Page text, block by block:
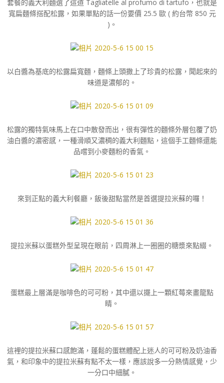
套餐的義大利麵選了這道 Tagliatelle al profumo di tartufo，也就是
寬扁麵條搭配松露，如果單點的話一份要價 25.5 歐 ( 約台幣 850 元
)。
以白醬為基底的松露扁寬麵，麵條上頭撒上了珍貴的松露，聞起來的
味道是濃郁的。
松露的獨特氣味馬上在口中散發而出，很有彈性的麵條外層包覆了奶
油白醬的濃密感，一種滑順又濃稠的義大利麵點，這個手工麵條還能
品嚐到小麥麵粉的香氣。
來到正點的義大利餐廳，飯後甜點當然是首選提拉米蘇的囉！
提拉米蘇以蛋糕外型呈現在眼前，四周淋上一圈圈的糖漿來點綴。
蛋糕最上層滿是咖啡色的可可粉，其中還以擺上一顆紅莓來畫龍點
睛。
這裡的提拉米蘇口感飽滿，蓬鬆的蛋糕體配上迷人的可可粉及奶油香
氣，和印象中的提拉米蘇有點不太一樣，應該說多一分熱情感覺，少
一分口中細膩。